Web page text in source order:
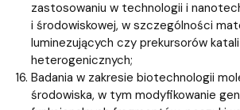
zastosowaniu w technologii i
i środowiskowej, w szczególności
luminezujących czy prekursorów
heterogenicznych;
Badania w zakresie biotechnologii
środowiska, w tym modyfikowanie